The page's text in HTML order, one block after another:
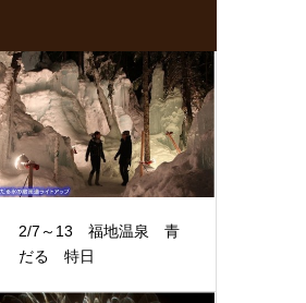
2/7～13 福地温泉 青
だる 特日